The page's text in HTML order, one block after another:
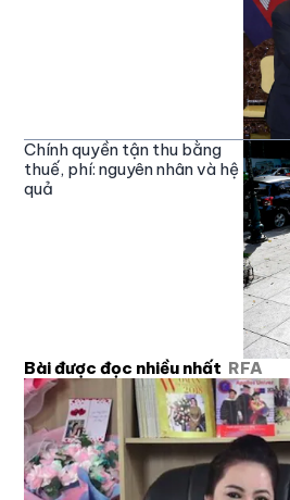
Chính quyền tận thu bằng
thuế, phí: nguyên nhân và hệ
quả
Bài được đọc nhiều nhất RFA